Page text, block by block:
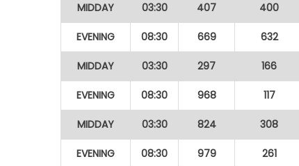
MIDDAY 03:30 407 400
EVENING 08:30 669 632
MIDDAY 03:30 297 166
EVENING 08:30 968 117
MIDDAY 03:30 824 308
EVENING 08:30 979 261